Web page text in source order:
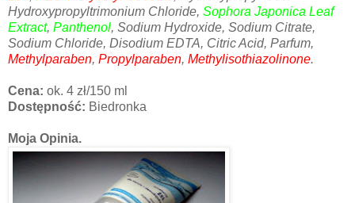
Hydroxypropyltrimonium Chloride, Sophora Japonica Leaf
Extract, Panthenol, Sodium Hydroxide, Sodium Citrate,
Sodium Chloride, Disodium EDTA, Citric Acid, Parfum,
Methylparaben, Propylparaben, Methylisothiazolinone.
Cena: ok. 4 zł/150 ml
Dostępność: Biedronka
Moja Opinia.